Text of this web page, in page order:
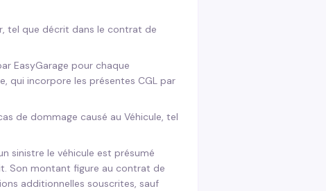
tel que décrit dans le contrat de
EasyGarage pour chaque
qui incorpore les présentes CGL par
de dommage causé au Véhicule, tel
sinistre le véhicule est présumé
Son montant figure au contrat de
additionnelles souscrites, sauf